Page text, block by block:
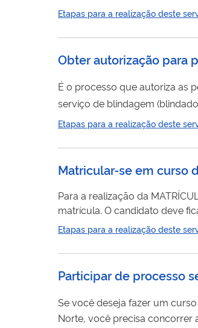
aplicáveis segundo a
Etapas para a realização deste
Obter autorização para
É o processo que autoriza as
serviço de blindagem
sua idoneidade por meio de
Etapas para a realização deste
Matricular-se em curso
Para a realização da
matrícula. O candidato deve ficar bastante atento aos prazos dispostos nos editais de convocação, pois apenas nos dias estabelecidos e definidos nesses
documentos oficiais que as matrículas poderão ser realizadas. As
Portanto, pode ocorrer uma
Etapas para a realização deste
Participar de processo
Se você deseja fazer um
Norte, você precisa concorrer